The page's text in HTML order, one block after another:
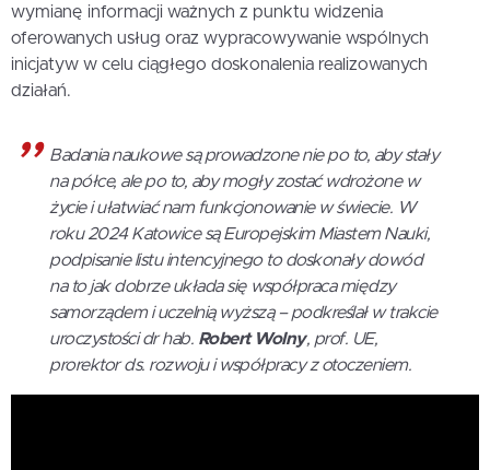
wymianę informacji ważnych z punktu widzenia
oferowanych usług oraz wypracowywanie wspólnych
inicjatyw w celu ciągłego doskonalenia realizowanych
działań.
Badania naukowe są prowadzone nie po to, aby stały
na półce, ale po to, aby mogły zostać wdrożone w
życie i ułatwiać nam funkcjonowanie w świecie. W
roku 2024 Katowice są Europejskim Miastem Nauki,
podpisanie listu intencyjnego to doskonały dowód
na to jak dobrze układa się współpraca między
samorządem i uczelnią wyższą – podkreślał w trakcie
uroczystości dr hab. Robert Wolny, prof. UE,
prorektor ds. rozwoju i współpracy z otoczeniem.